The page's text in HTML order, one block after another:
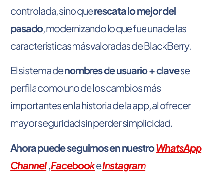
controlada, sino querescata lo mejor del
pasado, modernizando lo que fue una de las
características más valoradas de BlackBerry.
El sistema denombres de usuario + clavese
perfila como uno de los cambios más
importantes en la historia de la app, al ofrecer
mayor seguridad sin perder simplicidad.
Ahora puede seguirnos en nuestroWhatsApp
Channel,FacebookeInstagram